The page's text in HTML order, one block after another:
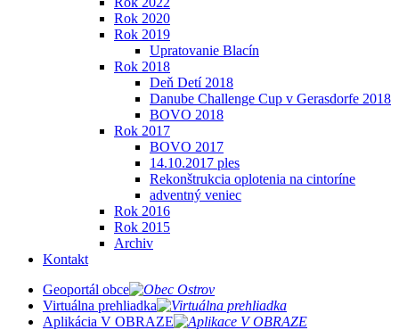
Rok 2020
Rok 2019
Upratovanie Blacín
Rok 2018
Deň Detí 2018
Danube Challenge Cup v Gerasdorfe 2018
BOVO 2018
Rok 2017
BOVO 2017
14.10.2017 ples
Rekonštrukcia oplotenia na cintoríne
adventný veniec
Rok 2016
Rok 2015
Archiv
Kontakt
Geoportál obce
Virtuálna prehliadka
Aplikácia V OBRAZE